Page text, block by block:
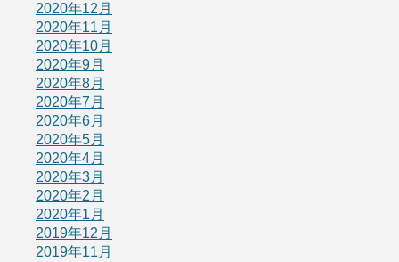
2020年12月
2020年11月
2020年10月
2020年9月
2020年8月
2020年7月
2020年6月
2020年5月
2020年4月
2020年3月
2020年2月
2020年1月
2019年12月
2019年11月